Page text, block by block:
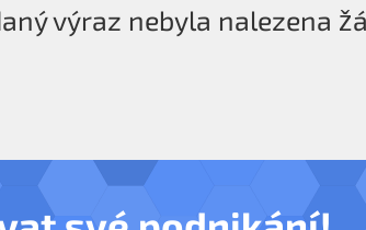
výraz nebyla nalezena